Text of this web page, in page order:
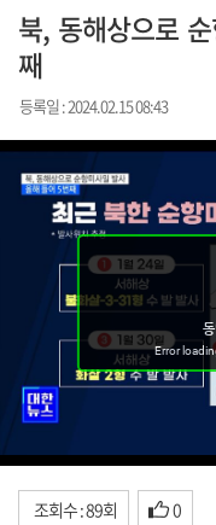
북, 동해상으로
째
등록일 : 2024.02.15 08:43
조회수 : 89회 0